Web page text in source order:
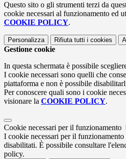
Questo sito o gli strumenti terzi da
cookie necessari al funzionamento ed
COOKIE POLICY.
Personalizza Rifiuta tutti i cookies
Gestione cookie
In questa schermata è possibile
I cookie necessari sono quelli che
piattaforma e non è possibile
Per conoscere quali sono i cookie
visionare la COOKIE POLICY.
Cookie necessari per il funzionamento
I cookie necessari per il funzionamento
disabilitati. È possibile consultare
policy.